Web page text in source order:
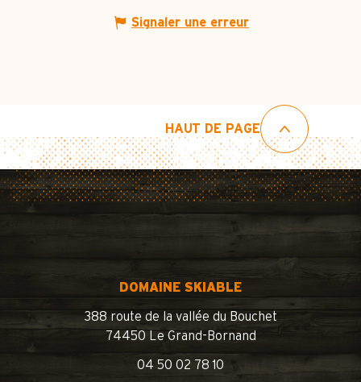
Signaler une erreur
HAUT DE PAGE
DOMAINE SKIABLE
388 route de la vallée du Bouchet
74450 Le Grand-Bornand
04 50 02 78 10